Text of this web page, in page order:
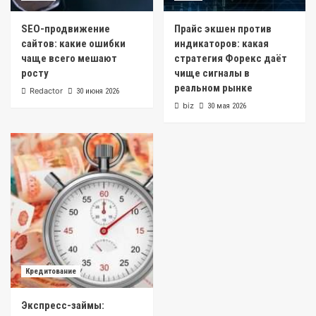
SEO-продвижение
сайтов: какие ошибки
чаще всего мешают
росту
Redactor 30 июня 2026
Прайс экшен против
индикаторов: какая
стратегия Форекс даёт
чище сигналы в
реальном рынке
biz 30 мая 2026
Кредитование
Экспресс-займы: